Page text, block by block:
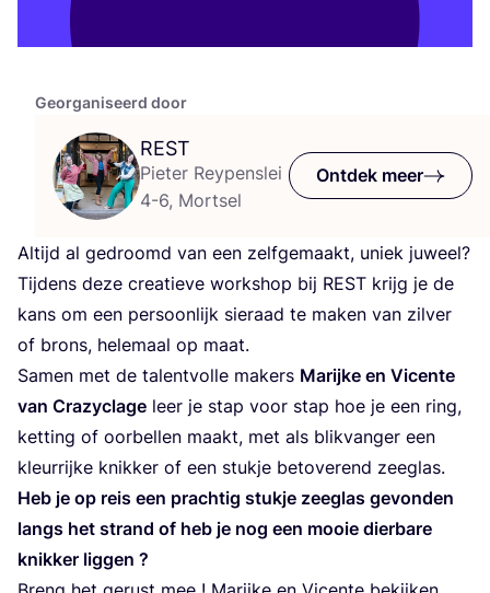
Georganiseerd door
REST
Pieter Reypenslei
4-6, Mortsel
Ontdek meer
Altijd al gedroomd van een zelf­ge­maakt, uniek juweel?
Tij­dens deze cre­a­tie­ve work­shop bij REST krijg je de
kans om een per­soon­lijk sie­raad te maken van zil­ver
of brons, hele­maal op maat.
Samen met de talent­vol­le makers Marij­ke en Vicen­te
van Cra­zy­cla­ge leer je stap voor stap hoe je een ring,
ket­ting of oor­bel­len maakt, met als blik­van­ger een
kleur­rij­ke knik­ker of een stuk­je beto­ve­rend zeeglas.
Heb je op reis een prach­tig stuk­je zeeg­las gevon­den
langs het strand of heb je nog een mooie dier­ba­re
knik­ker liggen ?